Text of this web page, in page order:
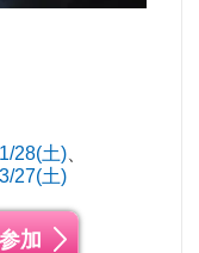
28(土)
27(土)
加